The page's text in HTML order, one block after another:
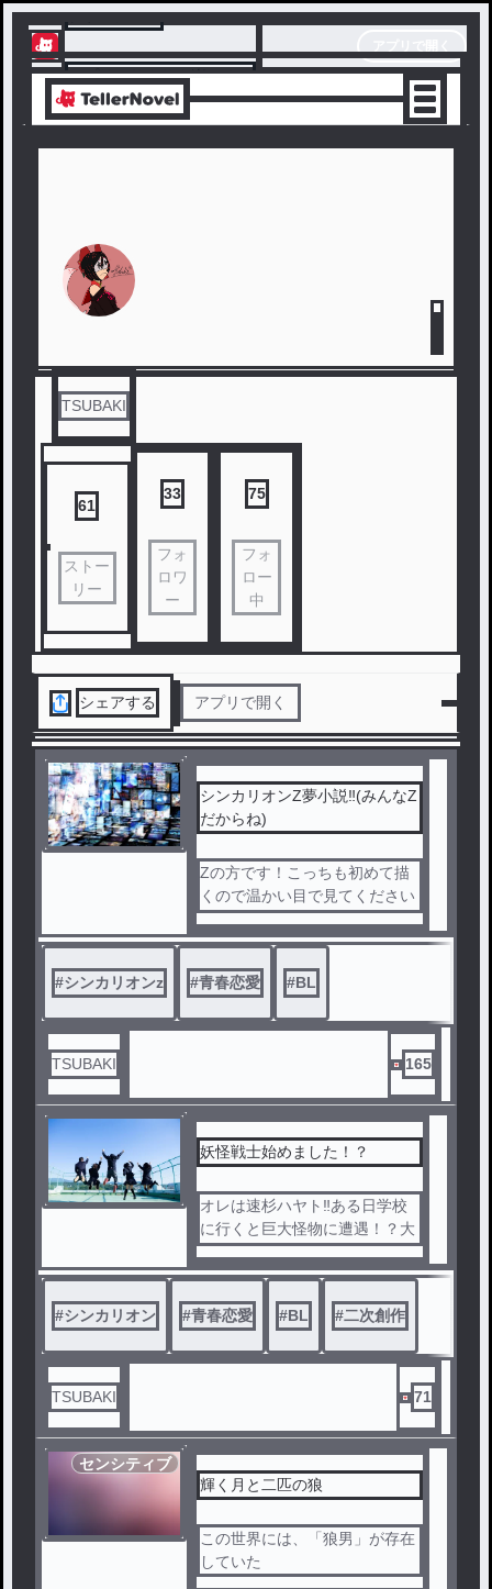
テラーノベル
アプリでサクサク楽しめる
TSUBAKI
61
ストー
リー
33
フォ
ロワ
ー
75
フォ
ロー
中
シェアする アプリで開く
シンカリオンZ夢小説‼︎(みんなZ
だからね)
Zの方です！こっちも初めて描
くので温かい目で見てください
！
#シンカリオンz #青春恋愛 #BL
TSUBAKI 165
妖怪戦士始めました！？
オレは速杉ハヤト‼︎ある日学校
に行くと巨大怪物に遭遇！？大
ピンチなその時ある小さな鳥と
出会って…⁇
#シンカリオン #青春恋愛 #BL #二次創作
TSUBAKI 71
センシティブ
輝く月と二匹の狼
この世界には、「狼男」が存在
していた